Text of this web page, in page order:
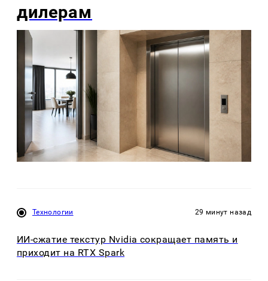
дилерам
Технологии 29 минут назад
ИИ-сжатие текстур Nvidia сокращает память и
приходит на RTX Spark